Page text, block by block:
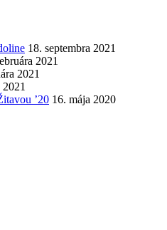
18. septembra 2021
2021
2021
2021
’20 16. mája 2020